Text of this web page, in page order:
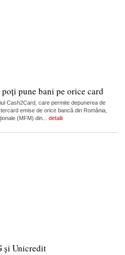
pune bani pe orice card
Cash2Card, care permite depunerea de
emise de orice bancă din România,
(MFM) din... detalii
și Unicredit